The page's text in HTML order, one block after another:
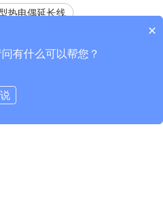
热电偶延长线
15358868788
凤鸣公众号
×
有什么可以帮您？